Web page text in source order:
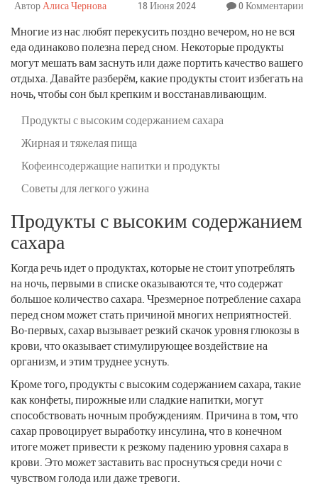
АвторАлиса Чернова 18 Июня 2024 0 Комментарии
Многие из нас любят перекусить поздно вечером, но не вся
еда одинаково полезна перед сном. Некоторые продукты
могут мешать вам заснуть или даже портить качество вашего
отдыха. Давайте разберём, какие продукты стоит избегать на
ночь, чтобы сон был крепким и восстанавливающим.
Продукты с высоким содержанием сахара
Жирная и тяжелая пища
Кофеинсодержащие напитки и продукты
Советы для легкого ужина
Продукты с высоким содержанием
сахара
Когда речь идет о продуктах, которые не стоит употреблять
на ночь, первыми в списке оказываются те, что содержат
большое количество сахара. Чрезмерное потребление сахара
перед сном может стать причиной многих неприятностей.
Во-первых, сахар вызывает резкий скачок уровня глюкозы в
крови, что оказывает стимулирующее воздействие на
организм, и этим труднее уснуть.
Кроме того, продукты с высоким содержанием сахара, такие
как конфеты, пирожные или сладкие напитки, могут
способствовать ночным пробуждениям. Причина в том, что
сахар провоцирует выработку инсулина, что в конечном
итоге может привести к резкому падению уровня сахара в
крови. Это может заставить вас проснуться среди ночи с
чувством голода или даже тревоги.